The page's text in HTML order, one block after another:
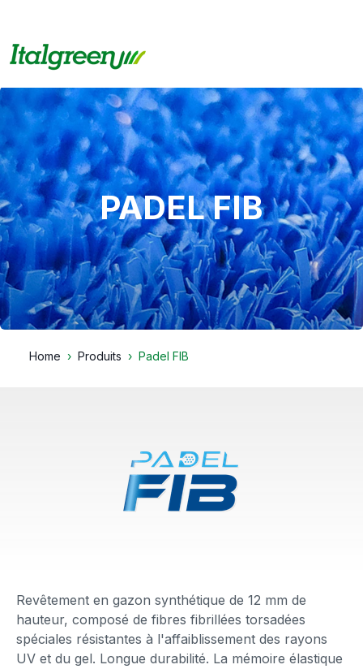
PADEL FIB
Home Produits Padel FIB
Revêtement en gazon synthétique de 12 mm de
hauteur, composé de fibres fibrillées torsadées
spéciales résistantes à l'affaiblissement des rayons
UV et du gel. Longue durabilité. La mémoire élastique